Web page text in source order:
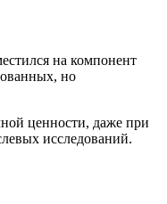
на компонент
но
ценности, даже при
исследований.